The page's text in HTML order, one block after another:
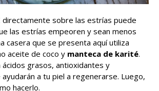
directamente sobre las estrías puede
las estrías empeoren y sean menos
casera que se presenta aquí utiliza
aceite de coco y manteca de karité.
ácidos grasos, antioxidantes y
a tu piel a regenerarse. Luego,
hacerlo.